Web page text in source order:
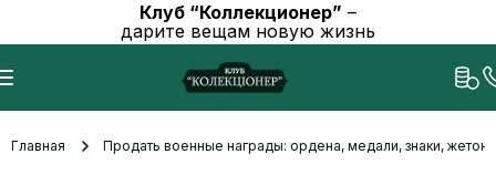
Клуб “Коллекционер” –
дарите вещам новую жизнь
Главная Продать военные награды: ордена, медали, знаки,